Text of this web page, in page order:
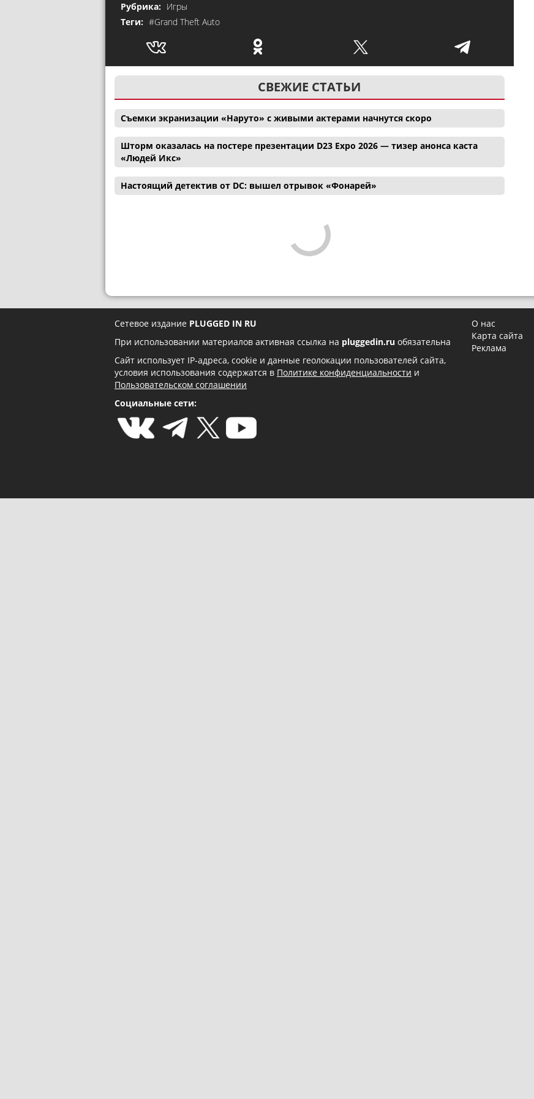
Рубрика: Игры
Теги: #Grand Theft Auto
СВЕЖИЕ СТАТЬИ
Съемки экранизации «Наруто» с живыми актерами начнутся скоро
Шторм оказалась на постере презентации D23 Expo 2026 — тизер анонса каста
«Людей Икс»
Настоящий детектив от DC: вышел отрывок «Фонарей»
Сетевое издание PLUGGED IN RU
При использовании материалов активная ссылка на pluggedin.ru обязательна
Сайт использует IP-адреса, cookie и данные геолокации пользователей сайта,
условия использования содержатся в Политике конфиденциальности и
Пользовательском соглашении
Социальные сети:
О нас
Карта сайта
Реклама